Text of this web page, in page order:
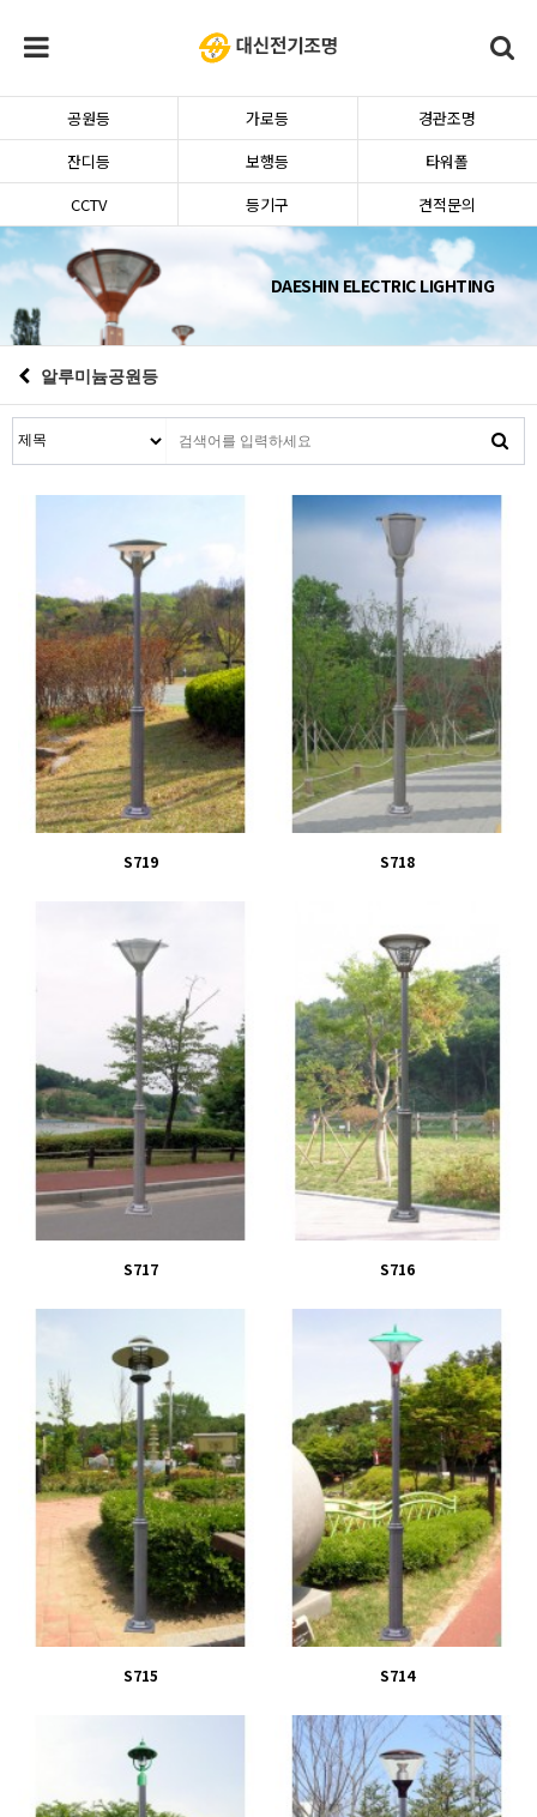
공원등 가로등
경관조명
잔디등
보행등
타워폴
CCTV
등기구 견적문의
DAESHIN ELECTRIC LIGHTING
알루미늄공원등
S719 S718
S717 S716
S715 S714